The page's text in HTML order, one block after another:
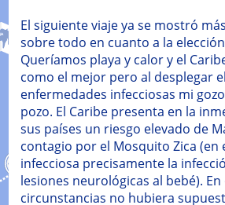
El siguiente viaje ya se mostró
sobre todo en cuanto a la
Queríamos playa y calor y el
como el mejor pero al desplegar
enfermedades infecciosas mi
pozo. El Caribe presenta en la
sus países un riesgo elevado de
contagio por el Mosquito Zica (en
infecciosa precisamente la
lesiones neurológicas al bebé).
circunstancias no hubiera